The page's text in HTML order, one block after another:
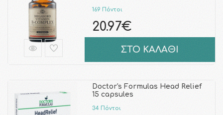
169 Πόντοι
20.97€
ΣΤΟ ΚΑΛΑΘΙ
Doctor's Formulas Head Relief
15 capsules
34 Πόντοι